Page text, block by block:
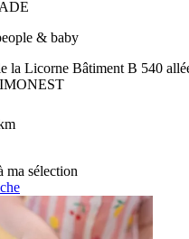
& baby
la Licorne Bâtiment B 540
ma sélection